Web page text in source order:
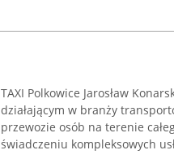
TAXI Polkowice Jarosław
działającym w branży
przewozie osób na terenie
świadczeniu kompleksowych